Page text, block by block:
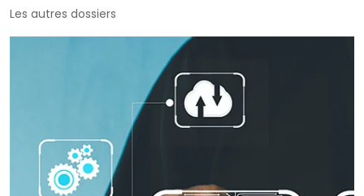
Les autres dossiers